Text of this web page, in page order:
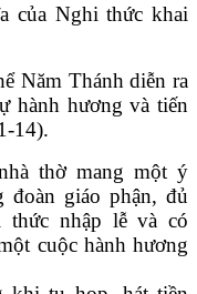
của Nghi thức khai
Năm Thánh diễn ra
hành hương và tiến
14).
thờ mang một ý
giáo phận, đủ
thức nhập lễ và có
cuộc hành hương